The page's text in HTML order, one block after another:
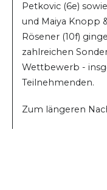
Petkovic (6e)
und Maiya Knopp
Rösener (10f)
zahlreichen
Wettbewerb -
Teilnehmenden.
Zum längeren